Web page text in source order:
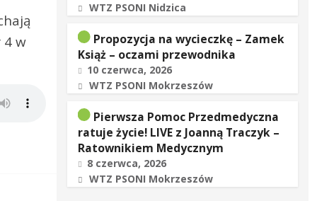
4 w
WTZ PSONI Nidzica
Propozycja na wycieczkę – Zamek
Książ – oczami przewodnika
10 czerwca, 2026
WTZ PSONI Mokrzeszów
Pierwsza Pomoc Przedmedyczna
ratuje życie! LIVE z Joanną Traczyk –
Ratownikiem Medycznym
8 czerwca, 2026
WTZ PSONI Mokrzeszów